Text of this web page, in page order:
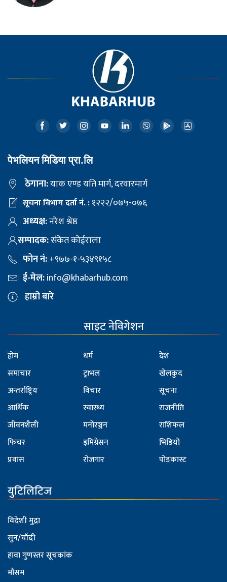
पेभलियन मिडिया प्रा.लि
ठेगाना:याक एण्ड यति मार्ग, दरवारमार्ग
सूचना विभाग दर्ता नं. :१२२२/०७५-०७६
अध्यक्ष:नरेश श्रेष्ठ
सम्पादक:संकेत कोईराला
फोन नं:+९७७-१-५३४९१५८
ई-मेल:info@khabarhub.com
हाम्रो बारे
साइट नेविगेशन
होम
समाचार
अन्तर्राष्ट्रिय
आर्थिक
जीवनशैली
फिचर
प्रवास
धर्म
ट्राभल
विचार
स्वास्थ्य
मनोरञ्जन
इमिग्रेसन
रोजगार
देश
खेलकुद
सूचना
राजनीति
राशिफल
भिडियो
पोडकास्ट
युटिलिटिज
विदेशी मुद्रा
सुन/चाँदी
हावा गुणस्तर सूचकांक
मौसम